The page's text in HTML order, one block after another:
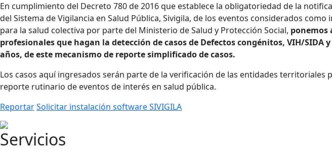
En cumplimiento del Decreto 780 de 2016 que establece la obligatoriedad de la
del Sistema de Vigilancia en Salud Pública, Sivigila, de los eventos considerados
para la salud colectiva por parte del Ministerio de Salud y Protección Social, ponemos
profesionales que hagan la detección de casos de Defectos congénitos, VIH/SIDA
años, de este mecanismo de reporte simplificado de casos.
Los casos aquí ingresados serán parte de la verificación de las entidades territoriales
reporte rutinario de eventos de interés en salud pública.
ReportarSolicitar instalación software SIVIGILA
Servicios